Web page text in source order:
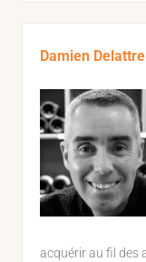
Damien Delattre
acquérir au fil des